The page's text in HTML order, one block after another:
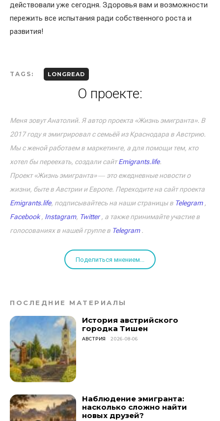
действовали уже сегодня. Здоровья вам и возможности
пережить все испытания ради собственного роста и
развития!
TAGS: LONGREAD
О проекте:
Меня зовут Анатолий. Я автор проекта «Жизнь эмигранта». В
2017 году я эмигрировал с семьёй из Краснодара в Австрию.
Мы с женой работаем в маркетинге, а для помощи тем, кто
хотел бы переехать, создали сайтEmigrants.life.
Проект «Жизнь эмигранта» ― это ежедневные новости о
жизни, быте в Австрии и Европе. Переходите на сайт проекта
Emigrants.life, подписывайтесь на наши страницы в Telegram,
Facebook, Instagram, Twitter, а также принимайте участие в
голосованиях в нашей группе в Telegram.
Поделиться мнением...
ПОСЛЕДНИЕ МАТЕРИАЛЫ
История австрийского
городка Тишен
АВСТРИЯ 2026-08-06
Наблюдение эмигранта:
насколько сложно найти
новых друзей?